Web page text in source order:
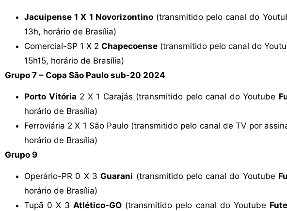
Jacuipense 1 X 1 Novorizontino(transmitido pelo canal do
13h, horário de Brasília)
Comercial-SP 1 X 2 Chapecoense (transmitido pelo canal do
15h15, horário de Brasília)
Grupo 7 – Copa São Paulo sub-20 2024
Porto Vitória 2 X 1 Carajás (transmitido pelo canal do Youtube
horário de Brasília)
Ferroviária 2 X 1 São Paulo (transmitido pelo canal de TV por
horário de Brasília)
Grupo 9
Operário-PR 0 X 3Guarani (transmitido pelo canal do Youtube
horário de Brasília)
Tupã 0 X 3Atlético-GO (transmitido pelo canal do Youtube